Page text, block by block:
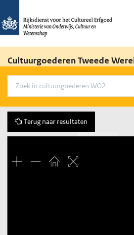
Cultuurgoederen Tweede
Terug naar resultaten